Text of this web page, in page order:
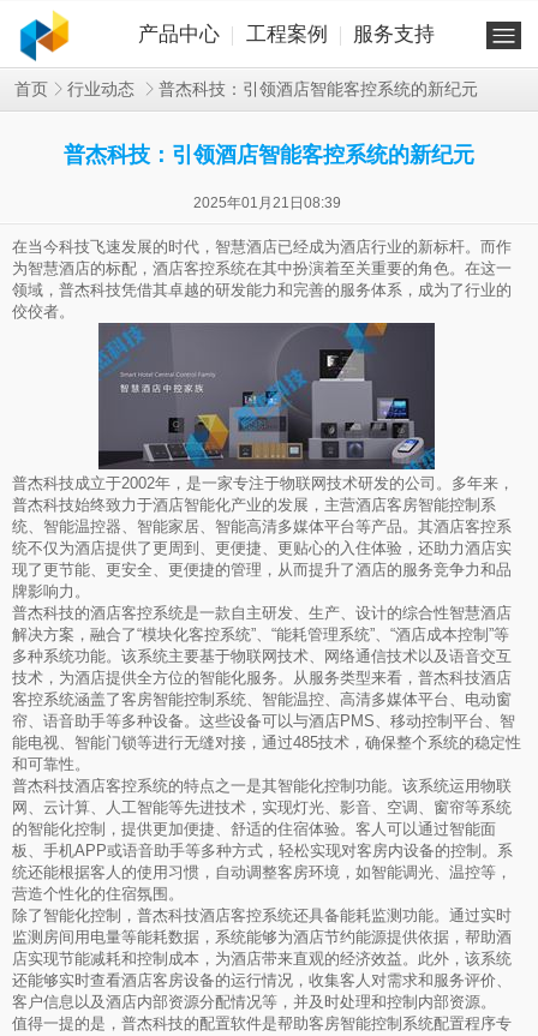
产品中心 工程案例 服务支持
首页 行业动态 普杰科技：引领酒店智能客控系统的新纪元
普杰科技：引领酒店智能客控系统的新纪元
2025年01月21日08:39
在当今科技飞速发展的时代，智慧酒店已经成为酒店行业的新标杆。而作
为智慧酒店的标配，酒店客控系统在其中扮演着至关重要的角色。在这一
领域，普杰科技凭借其卓越的研发能力和完善的服务体系，成为了行业的
佼佼者。
普杰科技成立于2002年，是一家专注于物联网技术研发的公司。多年来，
普杰科技始终致力于酒店智能化产业的发展，主营酒店客房智能控制系
统、智能温控器、智能家居、智能高清多媒体平台等产品。其酒店客控系
统不仅为酒店提供了更周到、更便捷、更贴心的入住体验，还助力酒店实
现了更节能、更安全、更便捷的管理，从而提升了酒店的服务竞争力和品
牌影响力。
普杰科技的酒店客控系统是一款自主研发、生产、设计的综合性智慧酒店
解决方案，融合了“模块化客控系统”、“能耗管理系统”、“酒店成本控制”等
多种系统功能。该系统主要基于物联网技术、网络通信技术以及语音交互
技术，为酒店提供全方位的智能化服务。从服务类型来看，普杰科技酒店
客控系统涵盖了客房智能控制系统、智能温控、高清多媒体平台、电动窗
帘、语音助手等多种设备。这些设备可以与酒店PMS、移动控制平台、智
能电视、智能门锁等进行无缝对接，通过485技术，确保整个系统的稳定性
和可靠性。
普杰科技酒店客控系统的特点之一是其智能化控制功能。该系统运用物联
网、云计算、人工智能等先进技术，实现灯光、影音、空调、窗帘等系统
的智能化控制，提供更加便捷、舒适的住宿体验。客人可以通过智能面
板、手机APP或语音助手等多种方式，轻松实现对客房内设备的控制。系
统还能根据客人的使用习惯，自动调整客房环境，如智能调光、温控等，
营造个性化的住宿氛围。
除了智能化控制，普杰科技酒店客控系统还具备能耗监测功能。通过实时
监测房间用电量等能耗数据，系统能够为酒店节约能源提供依据，帮助酒
店实现节能减耗和控制成本，为酒店带来直观的经济效益。此外，该系统
还能够实时查看酒店客房设备的运行情况，收集客人对需求和服务评价、
客户信息以及酒店内部资源分配情况等，并及时处理和控制内部资源。
值得一提的是，普杰科技的配置软件是帮助客房智能控制系统配置程序专